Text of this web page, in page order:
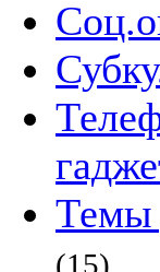
Темы
(15)